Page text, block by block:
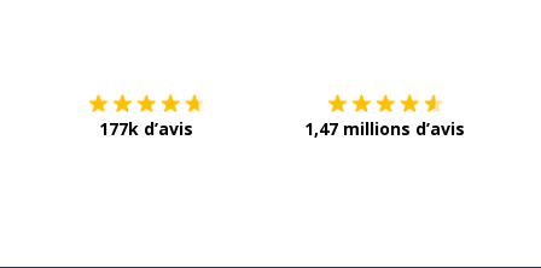
177k d’avis 1,47 millions d’avis